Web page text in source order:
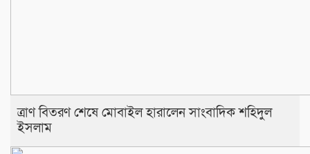
ত্রাণ বিতরণ শেষে মোবাইল হারালেন সাংবাদিক শহিদুল
ইসলাম